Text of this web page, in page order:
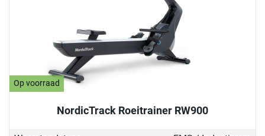
Op voorraad
NordicTrack Roeitrainer RW900